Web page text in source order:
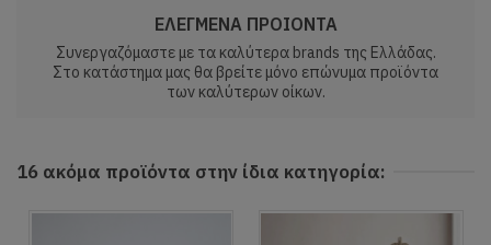
ΕΛΕΓΜΕΝΑ ΠΡΟΙΟΝΤΑ
Συνεργαζόμαστε με τα καλύτερα brands της Ελλάδας.
Στο κατάστημα μας θα βρείτε μόνο επώνυμα προϊόντα
των καλύτερων οίκων.
16 ακόμα προϊόντα στην ίδια κατηγορία: